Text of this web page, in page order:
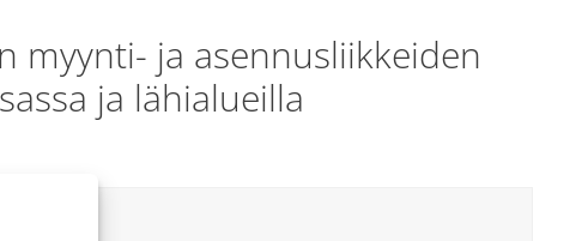
myynti- ja asennusliikkeiden
ja lähialueilla